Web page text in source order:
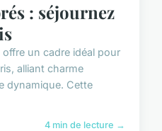
: séjournez
un cadre idéal pour
alliant charme
dynamique. Cette
4 min de lecture →